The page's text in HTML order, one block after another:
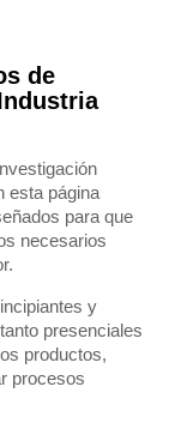
de
esta página
para que
necesarios
y
presenciales
productos,
procesos